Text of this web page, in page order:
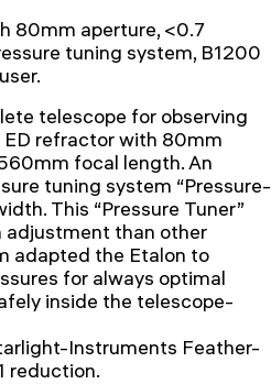
80mm aperture, <0.7
tuning system, B1200
telescope for observing
ED refractor with 80mm
focal length. An
tuning system “Pressure-
This “Pressure Tuner”
adjustment than other
adapted the Etalon to
for always optimal
inside the telescope-
Instruments Feather-
reduction.